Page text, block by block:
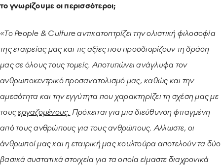
το γνωρίζουμε οι περισσότεροι;
«To People & Culture αντικατοπτρίζει την ολιστική φιλοσοφία
της εταιρείας μας και τις αξίες που προσδιορίζουν τη δράση
μας σε όλους τους τομείς. Αποτυπώνει ανάγλυφα τον
ανθρωποκεντρικό προσανατολισμό μας, καθώς και την
αμεσότητα και την εγγύτητα που χαρακτηρίζει τη σχέση μας με
τουςεργαζομένους. Πρόκειται για μια διεύθυνση φτιαγμένη
από τους ανθρώπους για τους ανθρώπους. Αλλωστε, οι
άνθρωποί μας και η εταιρική μας κουλτούρα αποτελούν τα δύο
βασικά συστατικά στοιχεία για τα οποία είμαστε διαχρονικά